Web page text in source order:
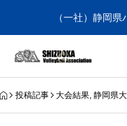
（一社）静岡
投稿記事 大会結果,静岡県